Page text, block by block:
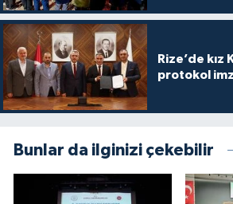
Rize’de kız
protokol
Bunlar da ilginizi çekebilir
Konya Müftülüğü
Kütahya Müftülüğü
Malatya Müftülüğü
Manisa Müftülüğü
Mardin Müftülüğü